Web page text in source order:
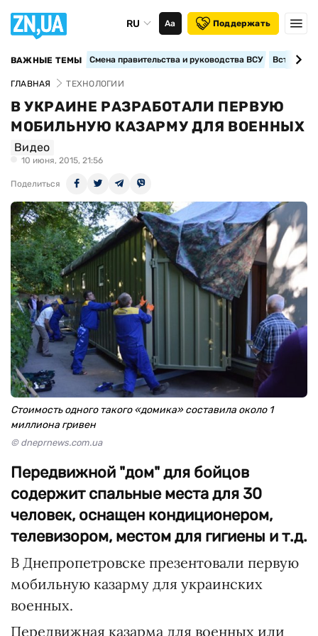
RU Аа Поддержать
ВАЖНЫЕ ТЕМЫ Смена правительства и руководства ВСУ
ГЛАВНАЯ ТЕХНОЛОГИИ
В УКРАИНЕ РАЗРАБОТАЛИ ПЕРВУЮ
МОБИЛЬНУЮ КАЗАРМУ ДЛЯ ВОЕННЫХ
Видео
10 июня, 2015, 21:56
Поделиться
Стоимость одного такого «домика» составила около 1
миллиона гривен
© dneprnews.com.ua
Передвижной "дом" для бойцов
содержит спальные места для 30
человек, оснащен кондиционером,
телевизором, местом для гигиены и т.д.
В Днепропетровске презентовали первую
мобильную казарму для украинских
военных.
Передвижная казарма для военных или